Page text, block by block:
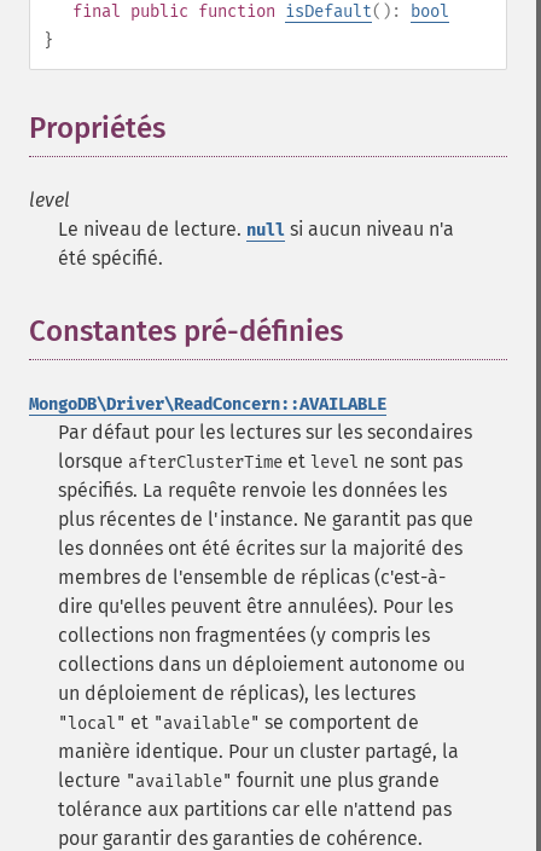
final public function isDefault():
bool
}
Propriétés
level
Le niveau de lecture. null si aucun niveau n'a
été spécifié.
Constantes pré-définies
MongoDB\Driver\ReadConcern::AVAILABLE
Par défaut pour les lectures sur les secondaires
lorsque afterClusterTime et level ne sont pas
spécifiés. La requête renvoie les données les
plus récentes de l'instance. Ne garantit pas que
les données ont été écrites sur la majorité des
membres de l'ensemble de réplicas (c'est-à-
dire qu'elles peuvent être annulées). Pour les
collections non fragmentées (y compris les
collections dans un déploiement autonome ou
un déploiement de réplicas), les lectures
"local" et "available" se comportent de
manière identique. Pour un cluster partagé, la
lecture "available" fournit une plus grande
tolérance aux partitions car elle n'attend pas
pour garantir des garanties de cohérence.